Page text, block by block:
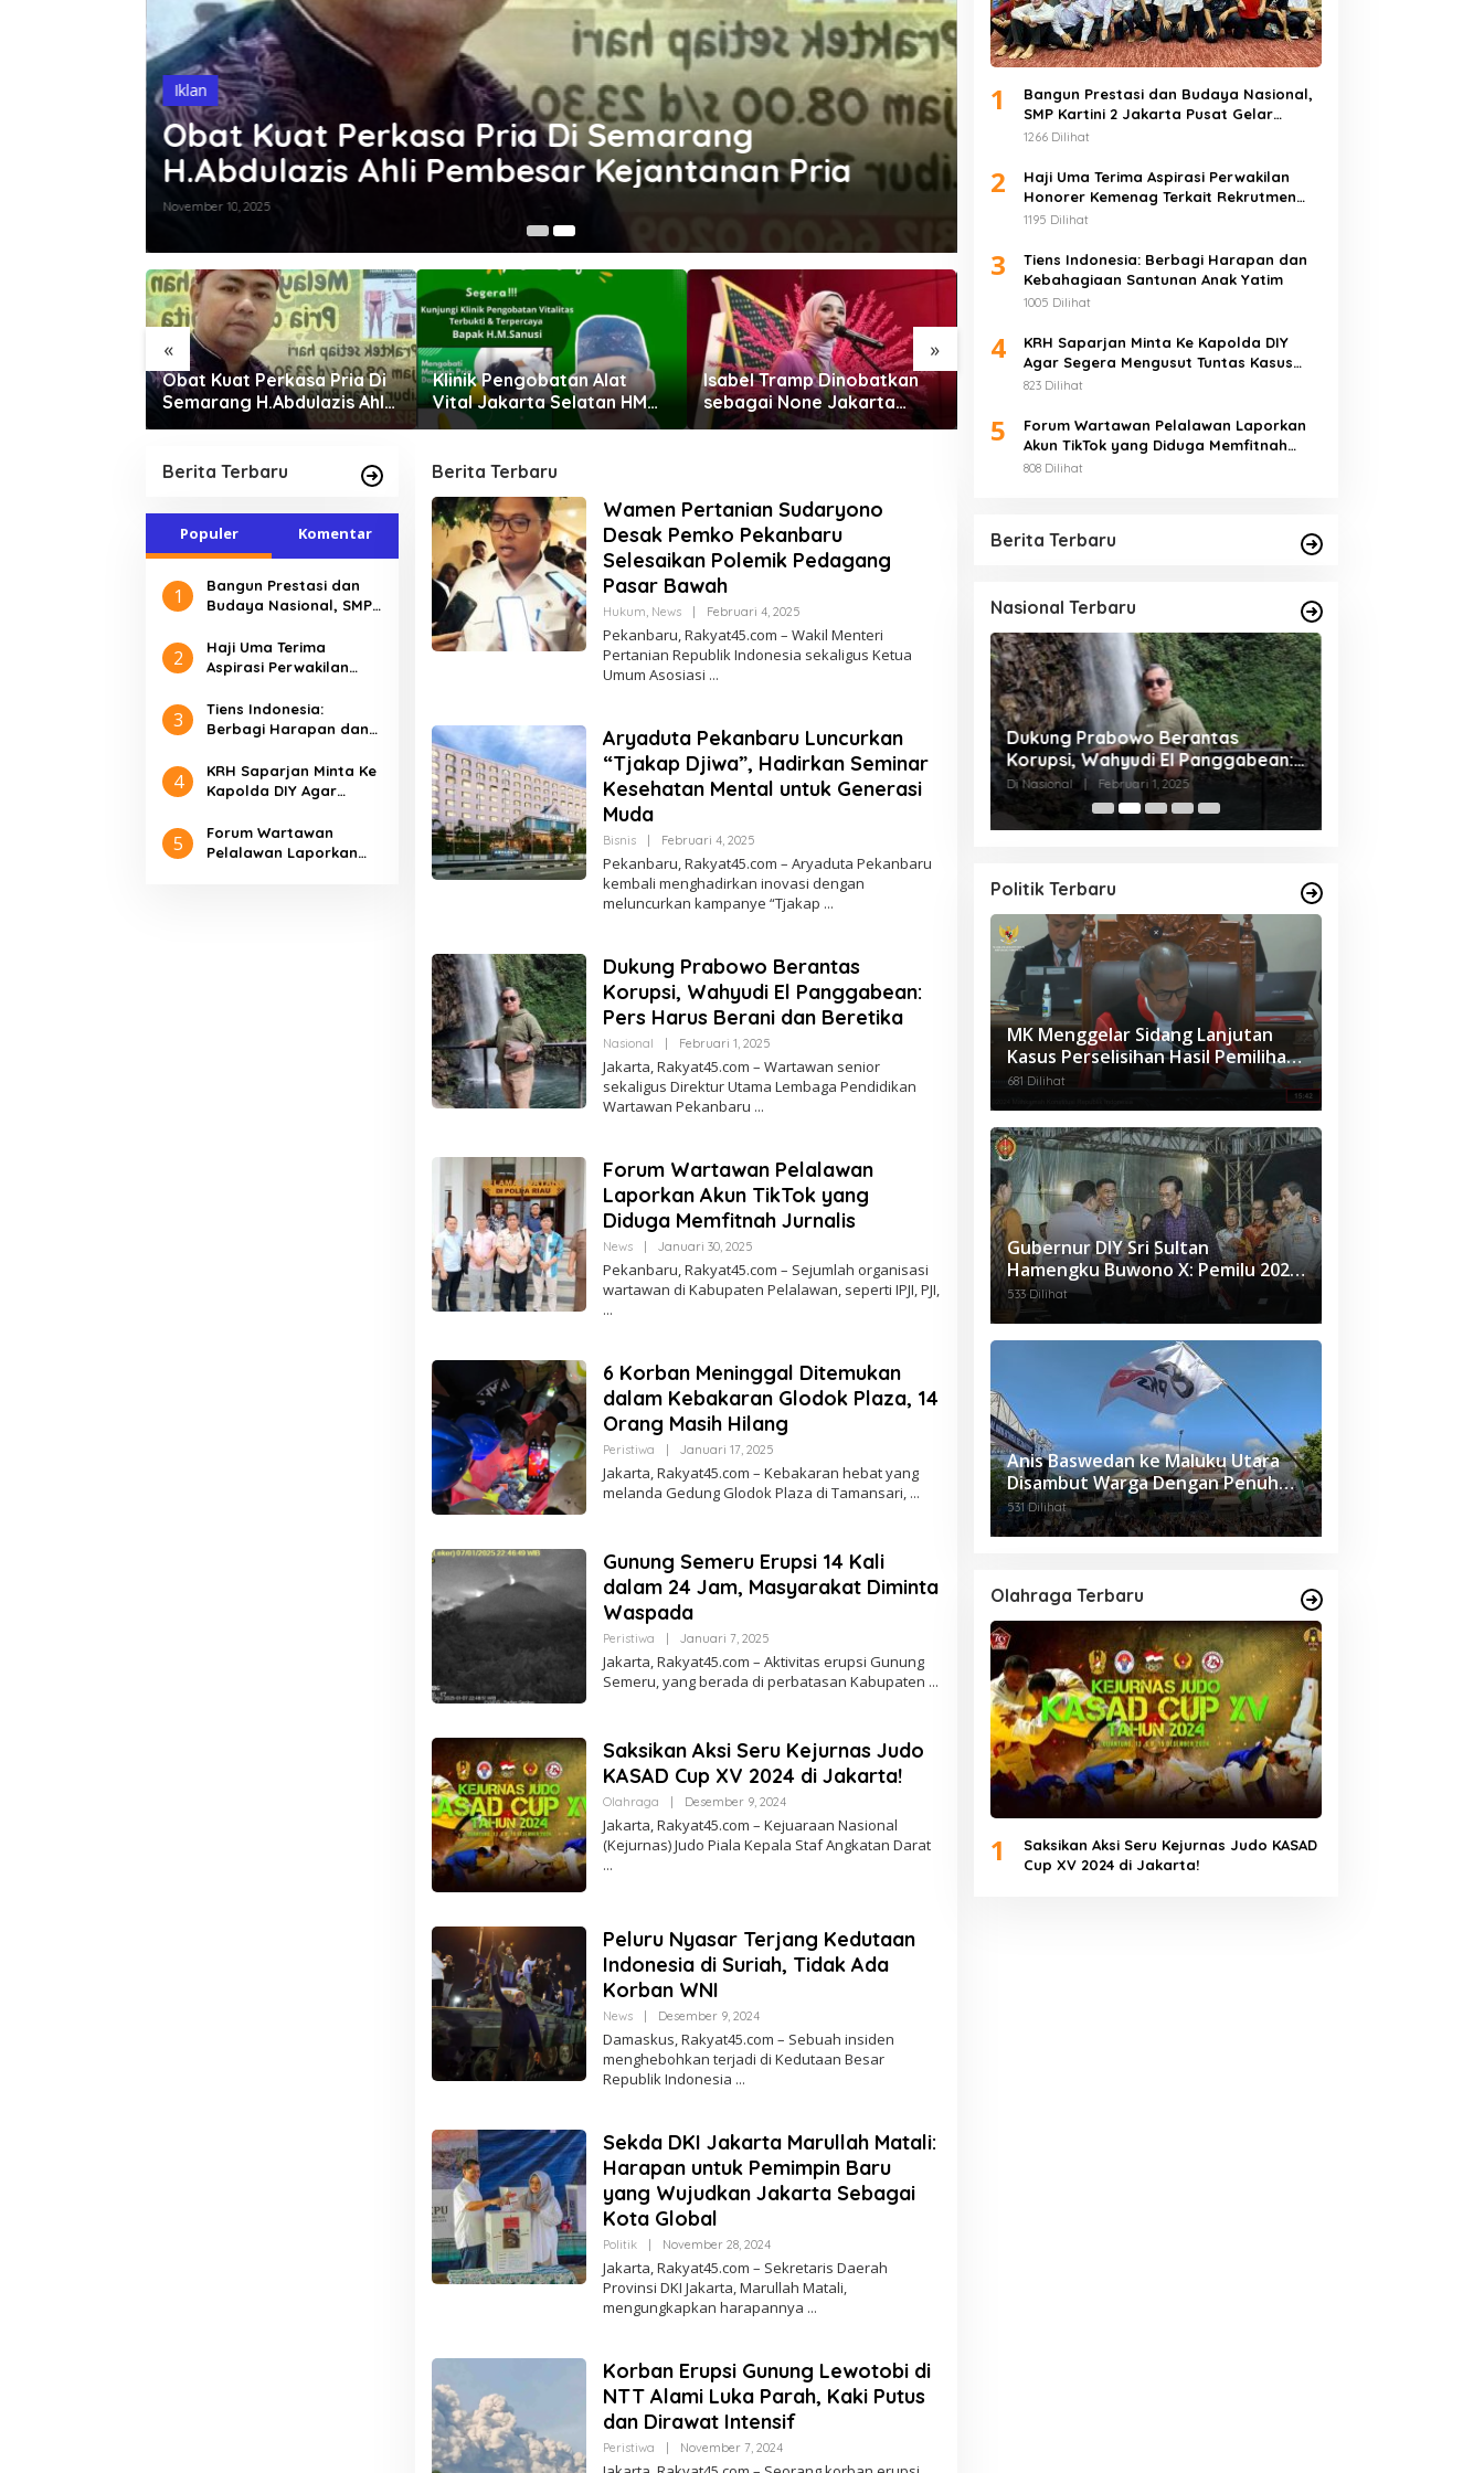
Iklan
Obat Kuat Perkasa Pria Di Semarang
H.Abdulazis Ahli Pembesar Kejantanan Pria
November 10, 2025
Iklan
Pusat Pengobatan Alat Vital
H.Abdulazis Atasi Lemah
Januari 20, 2026
« »
Obat Kuat Perkasa Pria Di
Semarang H.Abdulazis Ahli
Pembesar Kejantanan Pria
Klinik Pengobatan Alat
Vital Jakarta Selatan HM
Sanusi
Isabel Tramp Dinobatkan
sebagai None Jakarta
Selatan 2025, Siap
Pusat Pembesar Alat Vital
Abdulazis Atasi Lemah
syahwat
Atasi Lemah Syahwat
Resmi
Berita Terbaru
Populer Komentar
1
Bangun Prestasi dan
Budaya Nasional, SMP
Gelar Pentas
2
Haji Uma Terima
Aspirasi Perwakilan
Terkait Rekrutmen PPPK
3
Tiens Indonesia:
Berbagi Harapan dan
Anak Yatim
4
KRH Saparjan Minta Ke
Kapolda DIY Agar
Tuntas Kasus
Pengroyokan
5
Forum Wartawan
Pelalawan Laporkan
Berita Terbaru
R
a
y
a
5
J
t
a
Wamen Pertanian Sudaryono
Desak Pemko Pekanbaru
Selesaikan Polemik Pedagang
Pasar Bawah
Hukum, News Februari 4, 2025
L
E
H
K
I
Pekanbaru, Rakyat45.com – Wakil Menteri
Pertanian Republik Indonesia sekaligus Ketua
Umum Asosiasi
Aryaduta Pekanbaru Luncurkan
“Tjakap Djiwa”, Hadirkan Seminar
Kesehatan Mental untuk Generasi
Muda
Bisnis Februari 4, 2025
E
H
R
K
I
Pekanbaru, Rakyat45.com – Aryaduta Pekanbaru
kembali menghadirkan inovasi dengan
meluncurkan kampanye “Tjakap
Dukung Prabowo Berantas
Korupsi, Wahyudi El Panggabean:
Pers Harus Berani dan Beretika
Nasional Februari 1, 2025
L
E
H
K
I
Jakarta, Rakyat45.com – Wartawan senior
sekaligus Direktur Utama Lembaga Pendidikan
Wartawan Pekanbaru
Forum Wartawan Pelalawan
Laporkan Akun TikTok yang
Diduga Memfitnah Jurnalis
News Januari 30, 2025
E
H
K
S
I
Pekanbaru, Rakyat45.com – Sejumlah organisasi
wartawan di Kabupaten Pelalawan, seperti IPJI, PJI,
6 Korban Meninggal Ditemukan
dalam Kebakaran Glodok Plaza, 14
Orang Masih Hilang
Peristiwa Januari 17, 2025
E
H
A
K
S
Jakarta, Rakyat45.com – Kebakaran hebat yang
melanda Gedung Glodok Plaza di Tamansari,
Gunung Semeru Erupsi 14 Kali
dalam 24 Jam, Masyarakat Diminta
Waspada
Peristiwa Januari 7, 2025
L
E
H
A
K
S
Jakarta, Rakyat45.com – Aktivitas erupsi Gunung
Semeru, yang berada di perbatasan Kabupaten
Saksikan Aksi Seru Kejurnas Judo
KASAD Cup XV 2024 di Jakarta!
Olahraga Desember 9, 2024O
E
H
S
Jakarta, Rakyat45.com – Kejuaraan Nasional
(Kejurnas) Judo Piala Kepala Staf Angkatan Darat
Peluru Nyasar Terjang Kedutaan
Indonesia di Suriah, Tidak Ada
Korban WNI
News Desember 9, 2024O
E
H
K
I
Damaskus, Rakyat45.com – Sebuah insiden
menghebohkan terjadi di Kedutaan Besar
Republik Indonesia
Sekda DKI Jakarta Marullah Matali:
Harapan untuk Pemimpin Baru
yang Wujudkan Jakarta Sebagai
Kota Global
Politik November 28, 2024O
L
E
H
R
K
I
Jakarta, Rakyat45.com – Sekretaris Daerah
Provinsi DKI Jakarta, Marullah Matali,
mengungkapkan harapannya
Korban Erupsi Gunung Lewotobi di
NTT Alami Luka Parah, Kaki Putus
dan Dirawat Intensif
Peristiwa November 7, 2024O
1
Bangun Prestasi dan Budaya Nasional,
SMP Kartini 2 Jakarta Pusat Gelar
Pentas
1266 Dilihat
2
Haji Uma Terima Aspirasi Perwakilan
Honorer Kemenag Terkait Rekrutmen
PPPK
1195 Dilihat
3
Tiens Indonesia: Berbagi Harapan dan
Kebahagiaan Santunan Anak Yatim
1005 Dilihat
4
KRH Saparjan Minta Ke Kapolda DIY
Agar Segera Mengusut Tuntas Kasus
Pengroyokan
823 Dilihat
5
Forum Wartawan Pelalawan Laporkan
Akun TikTok yang Diduga Memfitnah
Jurnalis
808 Dilihat
Berita Terbaru
Nasional Terbaru
Harga Cabai dan Bawang
Melambung, IPH Naik di 18 Provinsi
Minggu Keempat April 2025
Di Nasional | April 28, 2025
Dukung Prabowo Berantas
Korupsi, Wahyudi El Panggabean:
Pers Harus Berani dan Beretika
Di Nasional | Februari 1, 2025
Politik Terbaru
MK Menggelar Sidang Lanjutan
Kasus Perselisihan Hasil Pemilihan
Umum Legislatif Maluku 2024
681 Dilihat
Gubernur DIY Sri Sultan
Hamengku Buwono X: Pemilu 2024
Sebagai Pembelajaran Politik
Berkemanusiaan
533 Dilihat
Anis Baswedan ke Maluku Utara
Disambut Warga Dengan Penuh
Semangat Riang Gembira.
531 Dilihat
Olahraga Terbaru
1
Saksikan Aksi Seru Kejurnas Judo KASAD
Cup XV 2024 di Jakarta!